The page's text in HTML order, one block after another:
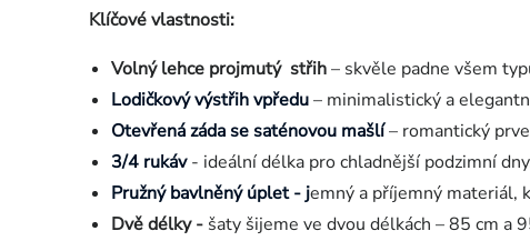
Klíčové vlastnosti:
Volný lehce projmutý střih– skvěle padne všem
Lodičkový výstřih vpředu– minimalistický a
Otevřená záda se saténovou mašlí– romantický
3/4 rukáv- ideální délka pro chladnější podzimní
Pružný bavlněný úplet - jemný a příjemný materiál,
Dvě délky - šaty šijeme ve dvou délkách – 85 cm a